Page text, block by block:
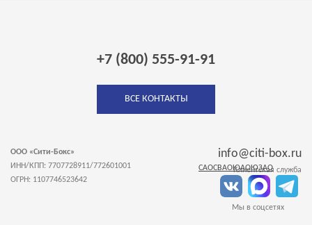
+7 (800) 555-91-91
ВСЕ КОНТАКТЫ
ООО «Сити-Бокс»
ИНН/КПП: 7707728911/772601001
ОГРН: 1107746523642
info@citi-box.ru
Клиентская служба
Мы в соцсетях
САОСВАОЮАОЮЗАО